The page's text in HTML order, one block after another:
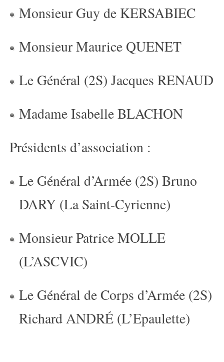
Monsieur Guy de KERSABIEC
Monsieur Maurice QUENET
Le Général (2S) Jacques RENAUD
Madame Isabelle BLACHON
Présidents d’association :
Le Général d’Armée (2S) Bruno
DARY (La Saint-Cyrienne)
Monsieur Patrice MOLLE
(L’ASCVIC)
Le Général de Corps d’Armée (2S)
Richard ANDRÉ (L’Epaulette)